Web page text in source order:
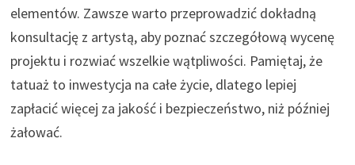
elementów. Zawsze warto przeprowadzić dokładną
konsultację z artystą, aby poznać szczegółową wycenę
projektu i rozwiać wszelkie wątpliwości. Pamiętaj, że
tatuaż to inwestycja na całe życie, dlatego lepiej
zapłacić więcej za jakość i bezpieczeństwo, niż później
żałować.